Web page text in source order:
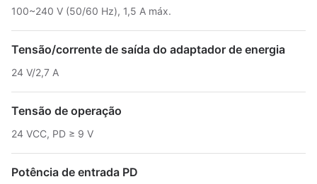
100~240 V (50/60 Hz), 1,5 A máx.
Tensão/corrente de saída do adaptador de energia
24 V/2,7 A
Tensão de operação
24 VCC, PD ≥ 9 V
Potência de entrada PD